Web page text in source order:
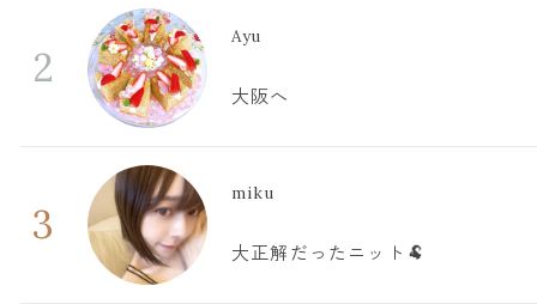
2
Ayu
大阪へ
3
miku
大正解だったニット🐏